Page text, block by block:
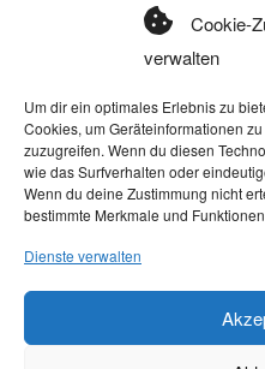
Cookie-
verwalten
Um dir ein optimales Erlebnis zu
Cookies, um Geräteinformationen
zuzugreifen. Wenn du diesen
wie das Surfverhalten oder
Wenn du deine Zustimmung nicht
bestimmte Merkmale und
Dienste verwalten
Zahlungsmöglichkeiten:
Versand erfolgt mit unserem